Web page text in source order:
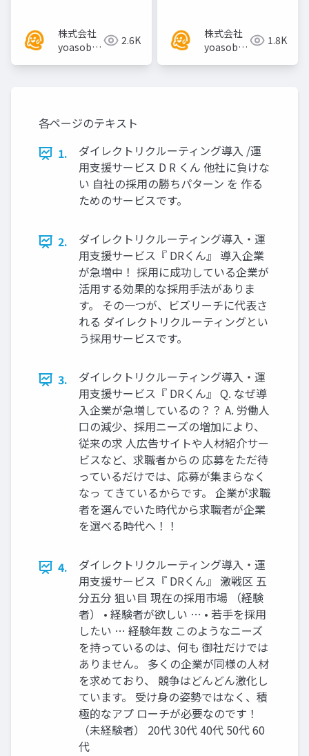
株式会社
yoasobi
2.6K
株式会社
yoasobi
1.8K
各ページのテキスト
1.
ダイレクトリクルーティング導入 /運
用支援サービス D R くん 他社に負けな
い 自社の採用の勝ちパターン を 作る
ためのサービスです。
2.
ダイレクトリクルーティング導入・運
用支援サービス『 DRくん』 導入企業
が急増中！ 採用に成功している企業が
活用する効果的な採用手法がありま
す。 その一つが、ビズリーチに代表さ
れる ダイレクトリクルーティングとい
う採用サービスです。
3.
ダイレクトリクルーティング導入・運
用支援サービス『 DRくん』 Q. なぜ導
入企業が急増しているの？？ A. 労働人
口の減少、採用ニーズの増加により、
従来の求 人広告サイトや人材紹介サー
ビスなど、求職者からの 応募をただ待
っているだけでは、応募が集まらなく
なっ てきているからです。 企業が求職
者を選んでいた時代から求職者が企業
を選べる時代へ！！
4.
ダイレクトリクルーティング導入・運
用支援サービス『 DRくん』 激戦区 五
分五分 狙い目 現在の採用市場 （経験
者） • 経験者が欲しい … • 若手を採用
したい … 経験年数 このようなニーズ
を持っているのは、何も 御社だけでは
ありません。 多くの企業が同様の人材
を求めており、 競争はどんどん激化し
ています。 受け身の姿勢ではなく、積
極的なアプ ローチが必要なのです！
（未経験者） 20代 30代 40代 50代 60
代